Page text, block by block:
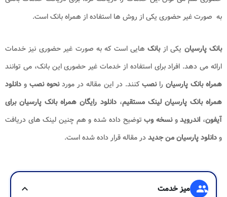
به صورت غیر حضوری یکی از روش ها استفاده از همراه بانک است.
بانک پارسیان یکی ازبانک هایی است که به صورت غیر حضوری نیز خدمات
ارائه می دهد. افراد برای استفاده از خدمات غیر حضوری این بانک، می توانند
همراه بانک پارسیان رانصبکنند‌. در این مقاله در موردنحوه نصب ودانلود
همراه بانک پارسیان لینک مستقیم، دانلود رایگان همراه بانک پارسیان برای
آیفون، اندرویدونسخه وبتوضیح داده شده و هم چنین لینک های دریافت
ودانلود پارسیان من جدیددر مقاله قرار داده شده است.
group میز خدمت
expand_more